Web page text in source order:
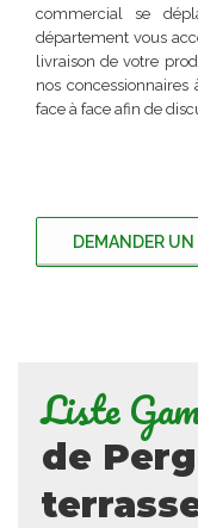
commercial se
département vous
livraison de votre
nos concessionnaires
face à face afin de
DEMANDER UN
Liste
de